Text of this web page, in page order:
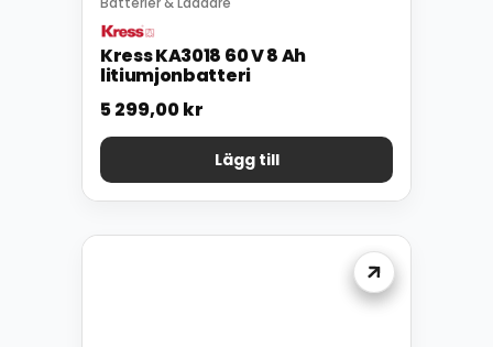
Kress KA3018 60 V 8 Ah
litiumjonbatteri
5 299,00kr
Lägg till